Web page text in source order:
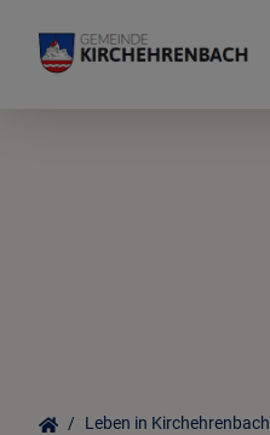
Leben in Kirchehrenbach